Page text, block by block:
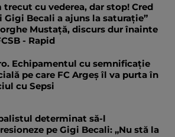
trecut cu vederea, dar stop! Cred
Gigi Becali a ajuns la saturație”
Mustață, discurs dur înainte
- Rapid
Echipamentul cu semnificație
pe care FC Argeș îl va purta în
cu Sepsi
determinat să-l
pe Gigi Becali: „Nu stă la